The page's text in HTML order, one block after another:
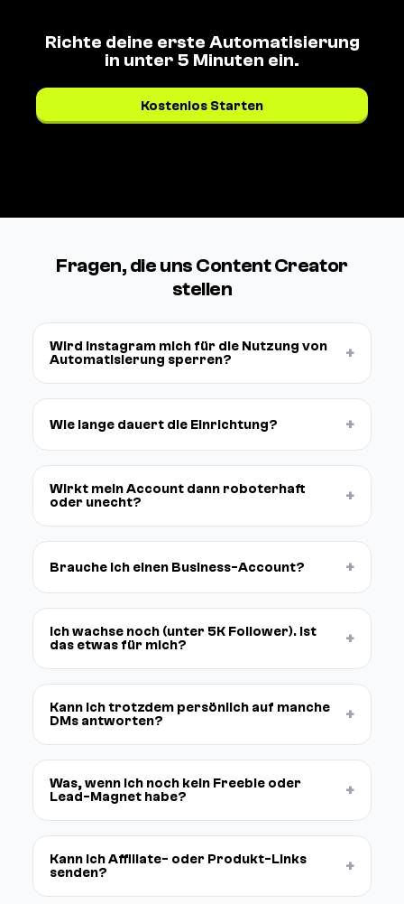
Richte deine erste Automatisierung
in unter 5 Minuten ein.
Kostenlos Starten
Fragen, die uns Content Creator
stellen
Wird Instagram mich für die Nutzung von
Automatisierung sperren?
+
Wie lange dauert die Einrichtung? +
Wirkt mein Account dann roboterhaft
oder unecht?
+
Brauche ich einen Business-Account? +
Ich wachse noch (unter 5K Follower). Ist
das etwas für mich?
+
Kann ich trotzdem persönlich auf manche
DMs antworten?
+
Was, wenn ich noch kein Freebie oder
Lead-Magnet habe?
+
Kann ich Affiliate- oder Produkt-Links
senden?
+